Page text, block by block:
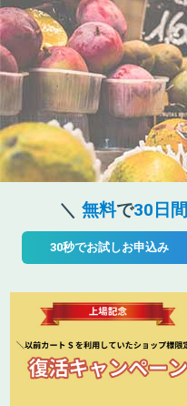
無料で30日間
30秒でお試しお申込み